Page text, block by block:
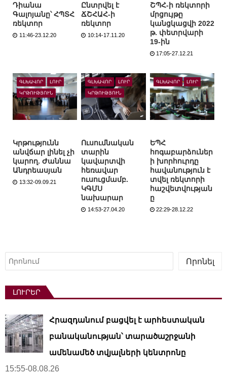
Դիանա
Գալոյանը՝ ՀՊՏՀ
ռեկտոր
11:46-23.12.20
Ընտրվել է
ՃՇՀԱՀ-ի
ռեկտոր
10:14-17.11.20
ՇՊՀ-ի ռեկտորի
մրցույթը
կանցկացվի 2022
թ. փետրվարի
19-ին
17:05-27.12.21
ԳԼԽԱՎՈՐ ԼՈՒՐ
ԿՐԹՈՒԹՅՈՒՆ
Կրթությունն
անվճար լինել չի
կարող. Ժաննա
Անդրեասյան
13:32-09.09.21
ԳԼԽԱՎՈՐ ԼՈՒՐ
ԿՐԹՈՒԹՅՈՒՆ
Ուսումնական
տարին
կավարտվի
հեռավար
ուսուցմամբ.
ԿԳՄՍ
նախարար
14:53-27.04.20
ԳԼԽԱՎՈՐ ԼՈՒՐ
ԵՊՀ
հոգաբարձուներ
ի խորհուրդը
հավանություն է
տվել ռեկտորի
հաշվետվության
ը
22:29-28.12.22
Որոնել
Որոնել
ԼՈՒՐԵՐ
Հրազդանում բացվել է արհեստական ​​
բանականության՝ տարածաշրջանի
ամենամեծ տվյալների կենտրոնը
15:55-08.08.26